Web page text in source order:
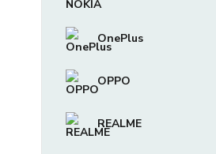
OnePlus
OPPO
REALME